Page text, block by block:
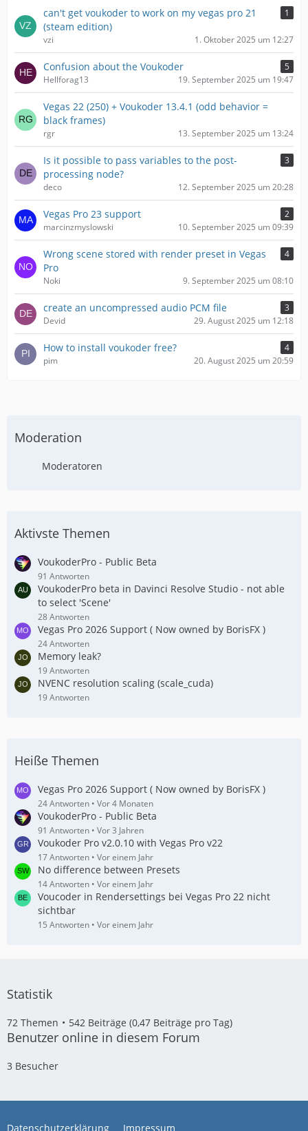
can't get voukoder to work on my vegas pro 21
(steam edition)
1
vzi 1. Oktober 2025 um 12:27
Confusion about the Voukoder
5
Hellforag13
19. September 2025 um 19:47
Vegas 22 (250) + Voukoder 13.4.1 (odd behavior =
black frames)
rgr 13. September 2025 um 13:24
Is it possible to pass variables to the post-
processing node?
3
deco 12. September 2025 um 20:28
Vegas Pro 23 support
2
marcinzmyslowski
10. September 2025 um 09:39
Wrong scene stored with render preset in Vegas
Pro
4
Noki 9. September 2025 um 08:10
create an uncompressed audio PCM file
3
Devid
29. August 2025 um 12:18
How to install voukoder free?
4
pim
20. August 2025 um 20:59
Moderation
Moderatoren
Aktivste Themen
VoukoderPro - Public Beta
91 Antworten
VoukoderPro beta in Davinci Resolve Studio - not able
to select 'Scene'
28 Antworten
Vegas Pro 2026 Support ( Now owned by BorisFX )
24 Antworten
Memory leak?
19 Antworten
NVENC resolution scaling (scale_cuda)
19 Antworten
Heiße Themen
Vegas Pro 2026 Support ( Now owned by BorisFX )
24 Antworten Vor 4 Monaten
VoukoderPro - Public Beta
91 Antworten Vor 3 Jahren
Voukoder Pro v2.0.10 with Vegas Pro v22
17 Antworten Vor einem Jahr
No difference between Presets
14 Antworten Vor einem Jahr
Voucoder in Rendersettings bei Vegas Pro 22 nicht
sichtbar
15 Antworten Vor einem Jahr
Statistik
72 Themen 542 Beiträge (0,47 Beiträge pro Tag)
Benutzer online in diesem Forum
3 Besucher
Datenschutzerklärung Impressum